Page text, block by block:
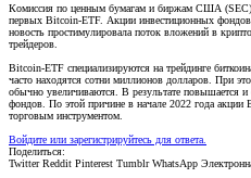
Комиссия по ценным бумагам и биржам США (SEC)
первых Bitcoin-ETF. Акции инвестиционных
новость простимулировала поток вложений в
трейдеров.
Bitcoin-ETF специализируются на трейдинге
часто находятся сотни миллионов долларов. При
обычно увеличиваются. В результате повышается
фондов. По этой причине в начале 2022 года
торговым инструментом.
Войдите или зарегистрируйтесь для ответа.
Поделиться:
Twitter Reddit Pinterest Tumblr WhatsApp